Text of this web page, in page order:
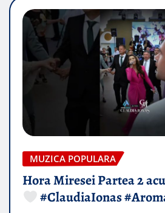
MUZICA POPULARA
Hora Miresei Partea 2
#ClaudiaIonas